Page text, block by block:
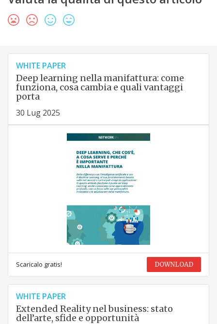
WHITE PAPER
Deep learning nella manifattura: come
funziona, cosa cambia e quali vantaggi
porta
30 Lug 2025
Scaricalo gratis! DOWNLOAD
WHITE PAPER
Extended Reality nel business: stato
dell’arte, sfide e opportunità